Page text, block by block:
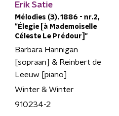
Erik Satie
Mélodies (3), 1886 - nr.2,
"Élegie [à Mademoiselle
Céleste Le Prédour]"
Barbara Hannigan
[sopraan] & Reinbert de
Leeuw [piano]
Winter & Winter
910234-2